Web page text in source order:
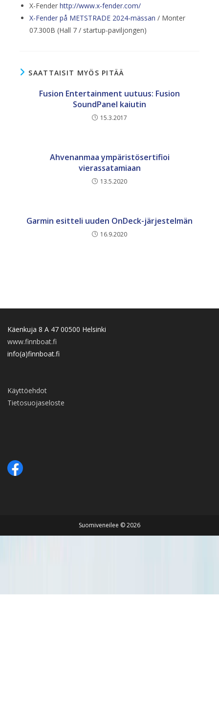
X-Fender http://www.x-fender.com/
X-Fender på METSTRADE 2024-mässan / Monter
07.300B (Hall 7 / startup-paviljongen)
SAATTAISIT MYÖS PITÄÄ
Fusion Entertainment uutuus: Fusion
SoundPanel kaiutin
15.3.2017
Ahvenanmaa ympäristösertifioi
vierassatamiaan
13.5.2020
Garmin esitteli uuden OnDeck-järjestelmän
16.9.2020
Käenkuja 8 A 47 00500 Helsinki
www.finnboat.fi
info(a)finnboat.fi
Käyttöehdot
Tietosuojaseloste
Suomiveneilee © 2026